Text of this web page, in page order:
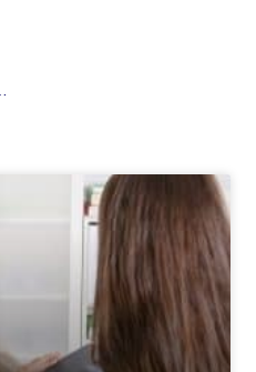
SeiteSeiteSeiteSeiteSeite
Seite Seite SeiteSeite
Seite Seite Seite